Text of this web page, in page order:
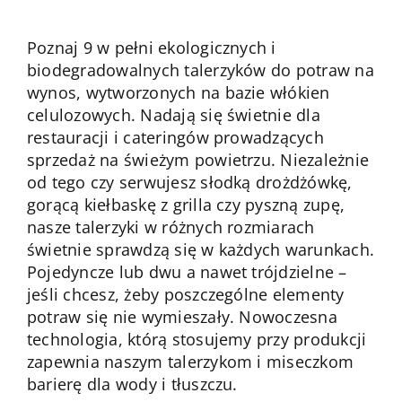
Poznaj 9 w pełni ekologicznych i
biodegradowalnych talerzyków do potraw na
wynos, wytworzonych na bazie włókien
celulozowych. Nadają się świetnie dla
restauracji i cateringów prowadzących
sprzedaż na świeżym powietrzu. Niezależnie
od tego czy serwujesz słodką drożdżówkę,
gorącą kiełbaskę z grilla czy pyszną zupę,
nasze talerzyki w różnych rozmiarach
świetnie sprawdzą się w każdych warunkach.
Pojedyncze lub dwu a nawet trójdzielne –
jeśli chcesz, żeby poszczególne elementy
potraw się nie wymieszały. Nowoczesna
technologia, którą stosujemy przy produkcji
zapewnia naszym talerzykom i miseczkom
barierę dla wody i tłuszczu.